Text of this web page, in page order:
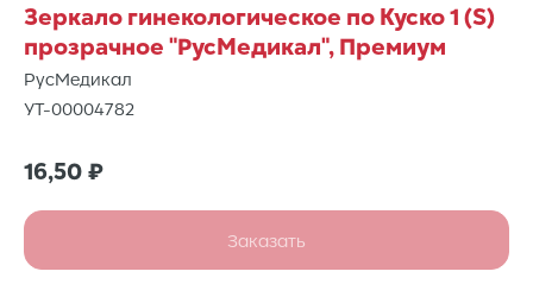
Зеркало гинекологическое по Куско 1 (S)
прозрачное "РусМедикал", Премиум
РусМедикал
УТ-00004782
16,50₽
Заказать